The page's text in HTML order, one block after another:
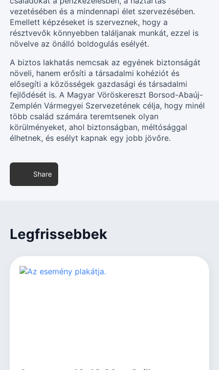
vezetésében és a mindennapi élet szervezésében.
Emellett képzéseket is szerveznek, hogy a
résztvevők könnyebben találjanak munkát, ezzel is
növelve az önálló boldogulás esélyét.
A biztos lakhatás nemcsak az egyének biztonságát
növeli, hanem erősíti a társadalmi kohéziót és
elősegíti a közösségek gazdasági és társadalmi
fejlődését is. A Magyar Vöröskereszt Borsod-Abaúj-
Zemplén Vármegyei Szervezetének célja, hogy minél
több család számára teremtsenek olyan
körülményeket, ahol biztonságban, méltósággal
élhetnek, és esélyt kapnak egy jobb jövőre.
Share
Legfrissebbek